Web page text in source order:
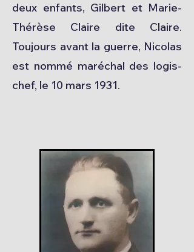
deux enfants, Gilbert et Marie-
Thérèse Claire dite Claire.
Toujours avant la guerre, Nicolas
est nommé maréchal des logis-
chef, le 10 mars 1931.